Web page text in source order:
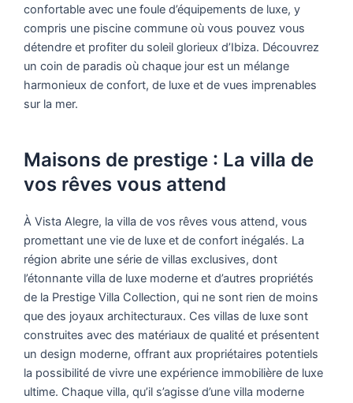
confortable avec une foule d’équipements de luxe, y
compris une piscine commune où vous pouvez vous
détendre et profiter du soleil glorieux d’Ibiza. Découvrez
un coin de paradis où chaque jour est un mélange
harmonieux de confort, de luxe et de vues imprenables
sur la mer.
Maisons de prestige : La villa de
vos rêves vous attend
À Vista Alegre, la villa de vos rêves vous attend, vous
promettant une vie de luxe et de confort inégalés. La
région abrite une série de villas exclusives, dont
l’étonnante villa de luxe moderne et d’autres propriétés
de la Prestige Villa Collection, qui ne sont rien de moins
que des joyaux architecturaux. Ces villas de luxe sont
construites avec des matériaux de qualité et présentent
un design moderne, offrant aux propriétaires potentiels
la possibilité de vivre une expérience immobilière de luxe
ultime. Chaque villa, qu’il s’agisse d’une villa moderne